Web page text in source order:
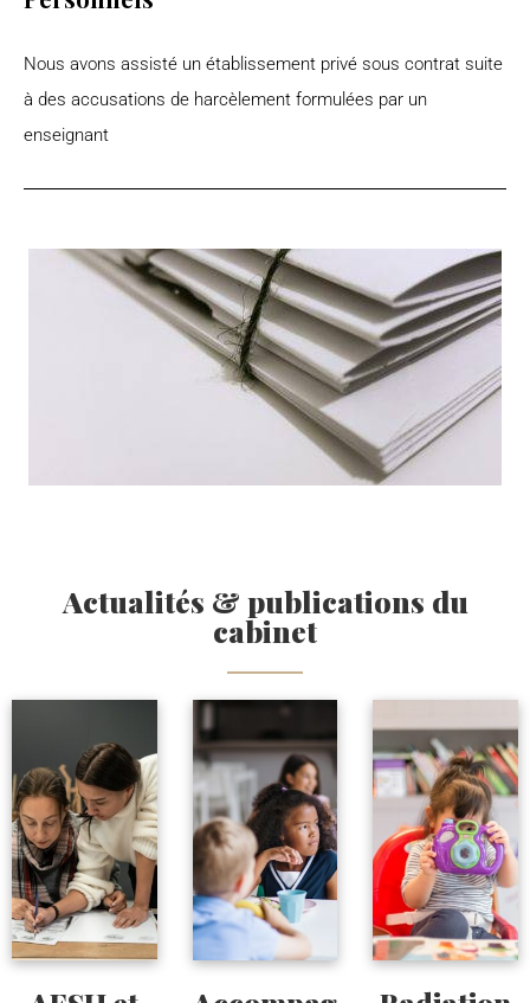
Nous avons assisté un établissement privé sous contrat suite
à des accusations de harcèlement formulées par un
enseignant
Actualités & publications du
cabinet